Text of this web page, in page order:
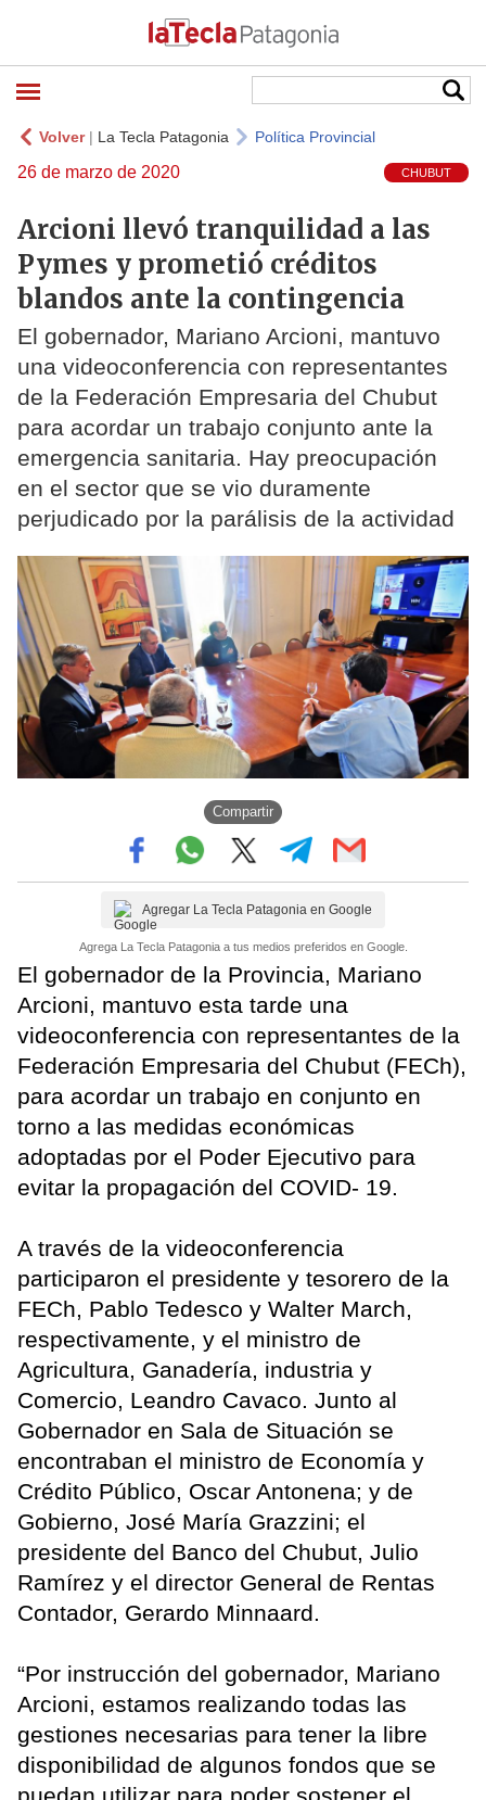
Volver| La Tecla Patagonia Política Provincial
26 de marzo de 2020 CHUBUT
Arcioni llevó tranquilidad a las
Pymes y prometió créditos
blandos ante la contingencia
El gobernador, Mariano Arcioni, mantuvo
una videoconferencia con representantes
de la Federación Empresaria del Chubut
para acordar un trabajo conjunto ante la
emergencia sanitaria. Hay preocupación
en el sector que se vio duramente
perjudicado por la parálisis de la actividad
Compartir
Agregar La Tecla Patagonia en Google
Agrega La Tecla Patagonia a tus medios preferidos en Google.
El gobernador de la Provincia, Mariano
Arcioni, mantuvo esta tarde una
videoconferencia con representantes de la
Federación Empresaria del Chubut (FECh),
para acordar un trabajo en conjunto en
torno a las medidas económicas
adoptadas por el Poder Ejecutivo para
evitar la propagación del COVID- 19.
A través de la videoconferencia
participaron el presidente y tesorero de la
FECh, Pablo Tedesco y Walter March,
respectivamente, y el ministro de
Agricultura, Ganadería, industria y
Comercio, Leandro Cavaco. Junto al
Gobernador en Sala de Situación se
encontraban el ministro de Economía y
Crédito Público, Oscar Antonena; y de
Gobierno, José María Grazzini; el
presidente del Banco del Chubut, Julio
Ramírez y el director General de Rentas
Contador, Gerardo Minnaard.
“Por instrucción del gobernador, Mariano
Arcioni, estamos realizando todas las
gestiones necesarias para tener la libre
disponibilidad de algunos fondos que se
puedan utilizar para poder sostener el